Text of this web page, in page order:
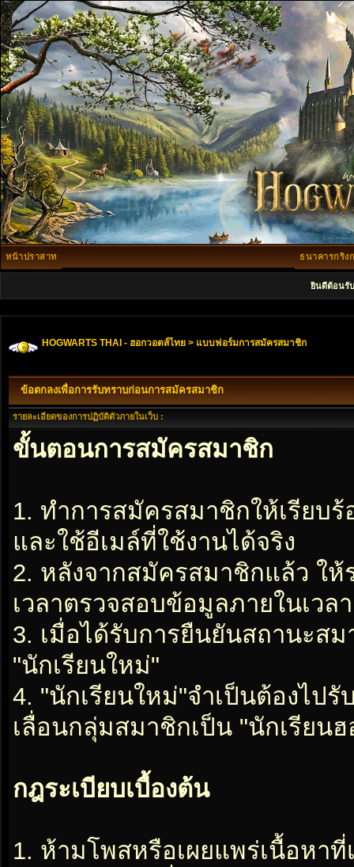
หน้าปราสาท ธนาคารกริง
ยินดีต้อนรับ
HOGWARTS THAI - ฮอกวอตส์ไทย > แบบฟอร์มการสมัครสมาชิก
ข้อตกลงเพื่อการรับทราบก่อนการสมัครสมาชิก
รายละเอียดของการปฏิบัติตัวภายในเว็บ :
ขั้นตอนการสมัครสมาชิก
1. ทำการสมัครสมาชิกให้เรียบ
และใช้อีเมล์ที่ใช้งานได้จริง
2. หลังจากสมัครสมาชิกแล้ว ใ
เวลาตรวจสอบข้อมูลภายในเว
3. เมื่อได้รับการยืนยันสถานะส
"นักเรียนใหม่"
4. "นักเรียนใหม่"จำเป็นต้องไป
เลื่อนกลุ่มสมาชิกเป็น "นักเรียน
กฎระเบียบเบื้องต้น
1. ห้ามโพสหรือเผยแพร่เนื้อหา